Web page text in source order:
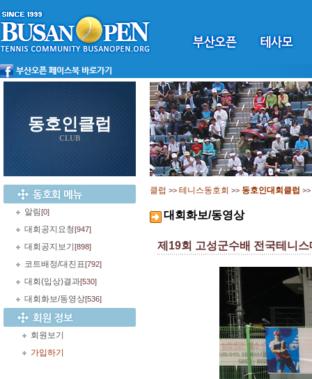
동호인클럽
CLUB
알림[0]
대회공지요청[947]
대회공지보기 [898]
코트배정/대진표[792]
대회(입상)결과[530]
대회화보/동영상[536]
회원보기
가입하기
클럽 >> 테니스동호회 >> 동호인대회클럽 >>
대회화보/동영상
제19회 고성군수배 전국테니스